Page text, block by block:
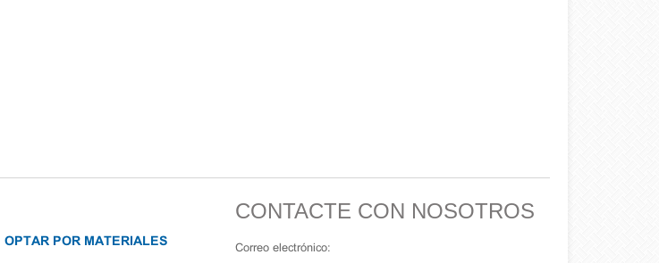
OPTAR POR MATERIALES
CONTACTE CON NOSOTROS
Correo electrónico: